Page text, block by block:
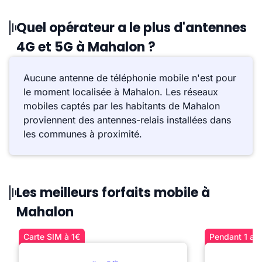
Quel opérateur a le plus d'antennes
4G et 5G à Mahalon ?
Aucune antenne de téléphonie mobile n'est pour
le moment localisée à Mahalon. Les réseaux
mobiles captés par les habitants de Mahalon
proviennent des antennes-relais installées dans
les communes à proximité.
Les meilleurs forfaits mobile à
Mahalon
Carte SIM à 1€ Pendant 1